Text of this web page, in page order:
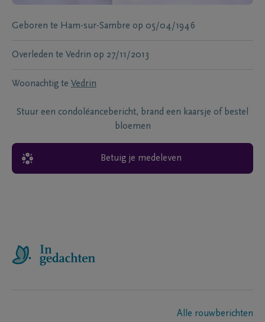
Geboren te Ham-sur-Sambre op 05/04/1946
Overleden te Vedrin op 27/11/2013
Woonachtig te Vedrin
Stuur een condoléancebericht, brand een kaarsje of bestel
bloemen
Betuig je medeleven
Alle rouwberichten